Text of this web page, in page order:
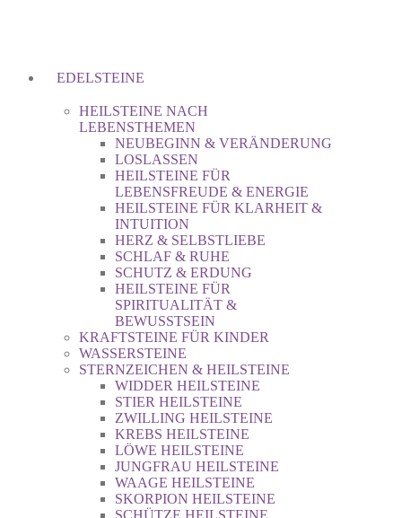
EDELSTEINE
HEILSTEINE NACH
LEBENSTHEMEN
NEUBEGINN & VERÄNDERUNG
LOSLASSEN
HEILSTEINE FÜR
LEBENSFREUDE & ENERGIE
HEILSTEINE FÜR KLARHEIT &
INTUITION
HERZ & SELBSTLIEBE
SCHLAF & RUHE
SCHUTZ & ERDUNG
HEILSTEINE FÜR
SPIRITUALITÄT &
BEWUSSTSEIN
KRAFTSTEINE FÜR KINDER
WASSERSTEINE
STERNZEICHEN & HEILSTEINE
WIDDER HEILSTEINE
STIER HEILSTEINE
ZWILLING HEILSTEINE
KREBS HEILSTEINE
LÖWE HEILSTEINE
JUNGFRAU HEILSTEINE
WAAGE HEILSTEINE
SKORPION HEILSTEINE
SCHÜTZE HEILSTEINE